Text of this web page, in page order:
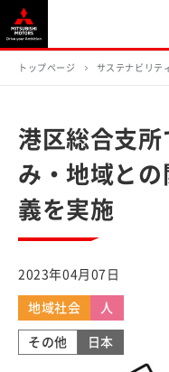
トップページ サステナビリテ
港区総合支所
み・地域と
義を実施
2023年04月07日
地域社会 人
その他 日本